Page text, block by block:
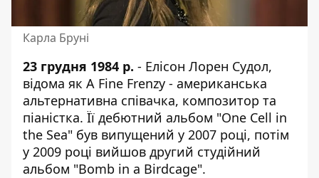
Карла Бруні
23 грудня 1984 р. - Елісон Лорен Судол,
відома як A Fine Frenzy - американська
альтернативна співачка, композитор та
піаністка. Її дебютний альбом "One Cell in
the Sea" був випущений у 2007 році, потім
у 2009 році вийшов другий студійний
альбом "Bomb in a Birdcage".